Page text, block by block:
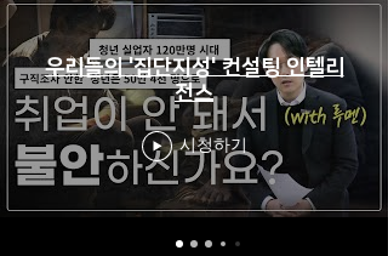
우리들의 '집단지성' 컨설팅 인텔리
전스
시청하기